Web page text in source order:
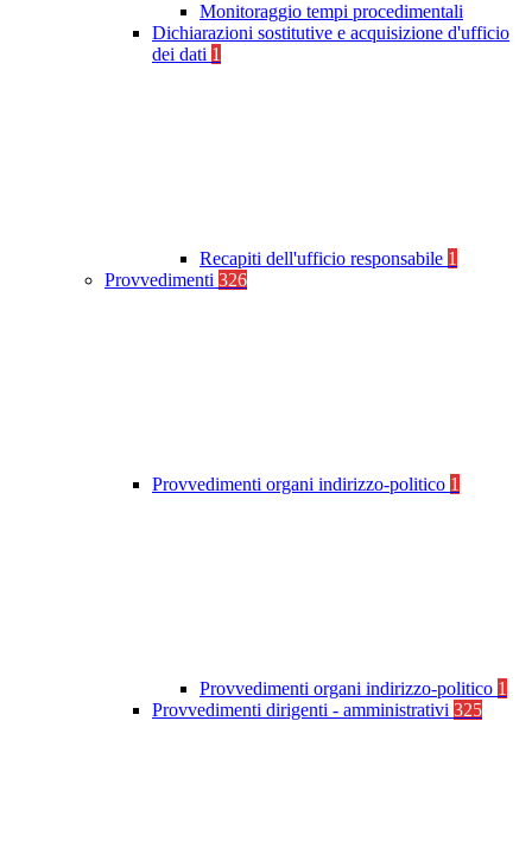
Monitoraggio tempi procedimentali
Dichiarazioni sostitutive e acquisizione d'ufficio
dei dati 1
Recapiti dell'ufficio responsabile 1
Provvedimenti 326
Provvedimenti organi indirizzo-politico 1
Provvedimenti organi indirizzo-politico 1
Provvedimenti dirigenti - amministrativi 325